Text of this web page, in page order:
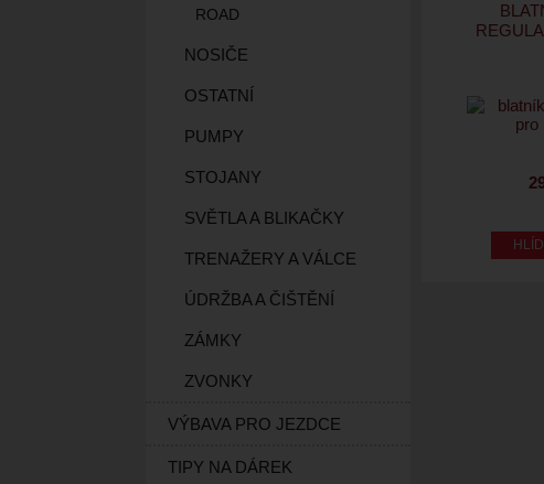
ROAD
NOSIČE
OSTATNÍ
PUMPY
STOJANY
SVĚTLA A BLIKAČKY
TRENAŽERY A VÁLCE
ÚDRŽBA A ČIŠTĚNÍ
ZÁMKY
ZVONKY
VÝBAVA PRO JEZDCE
TIPY NA DÁREK